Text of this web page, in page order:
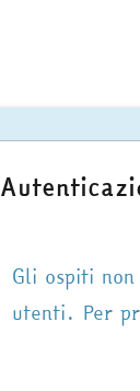
Gli ospiti
utenti. Per